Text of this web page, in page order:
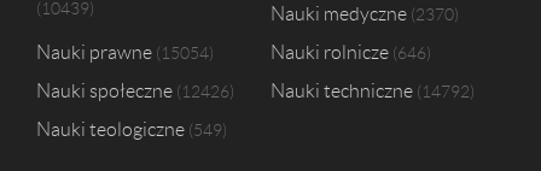
10439 Nauki medyczne 2370
Nauki prawne 15054 Nauki rolnicze 646
Nauki społeczne 12426 Nauki techniczne 14792
Nauki teologiczne 549